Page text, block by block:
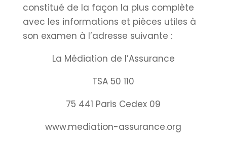
constitué de la façon la plus complète
avec les informations et pièces utiles à
son examen à l’adresse suivante :
La Médiation de l’Assurance
TSA 50 110
75 441 Paris Cedex 09
www.mediation-assurance.org